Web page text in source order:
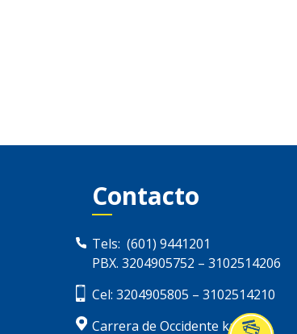
Contacto
Tels: (601) 9441201
PBX. 3204905752 – 3102514206
Cel: 3204905805 – 3102514210
Carrera de Occidente km. 13